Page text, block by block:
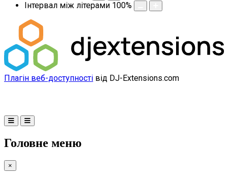
Інтервал між літерами 100%
Плагін веб-доступності від DJ-Extensions.com
Головне меню
×